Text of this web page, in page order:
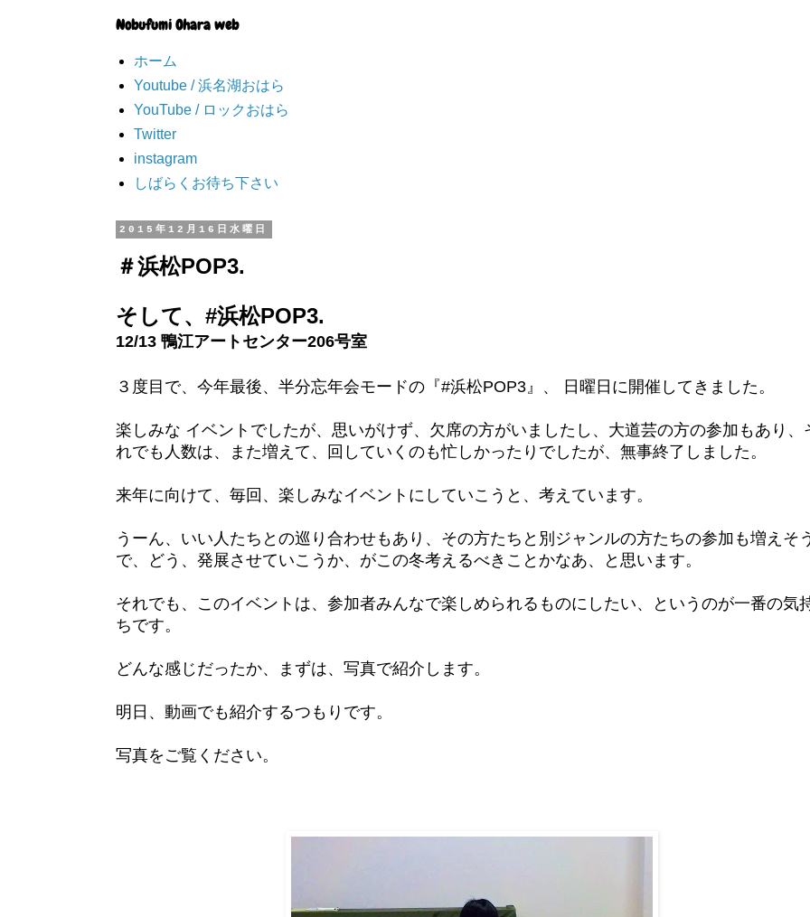
Nobufumi Ohara web
ホーム
Youtube / 浜名湖おはら
YouTube / ロックおはら
Twitter
instagram
しばらくお待ち下さい
2015年12月16日水曜日
＃浜松POP3.
そして、#浜松POP3.
12/13 鴨江アートセンター206号室
３度目で、今年最後、半分忘年会モードの『#浜松POP3』、 日曜日に開催してきました。
楽しみな イベントでしたが、思いがけず、欠席の方がいましたし、大道芸の方の参加もあり、
れでも人数は、また増えて、回していくのも忙しかったりでしたが、無事終了しました。
来年に向けて、毎回、楽しみなイベントにしていこうと、考えています。
うーん、いい人たちとの巡り合わせもあり、その方たちと別ジャンルの方たちの参加も増えそ
で、どう、発展させていこうか、がこの冬考えるべきことかなあ、と思います。
それでも、このイベントは、参加者みんなで楽しめられるものにしたい、というのが一番の気
ちです。
どんな感じだったか、まずは、写真で紹介します。
明日、動画でも紹介するつもりです。
写真をご覧ください。